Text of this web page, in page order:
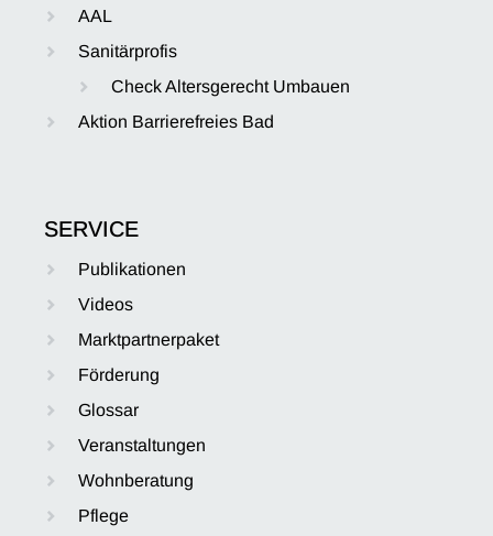
AAL
Sanitärprofis
Check Altersgerecht Umbauen
Aktion Barrierefreies Bad
SERVICE
Publikationen
Videos
Marktpartnerpaket
Förderung
Glossar
Veranstaltungen
Wohnberatung
Pflege